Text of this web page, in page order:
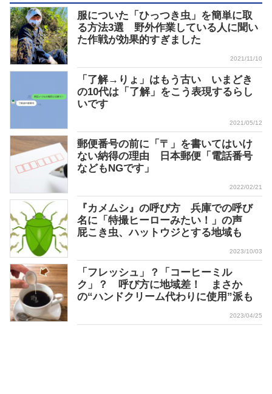
服についた「ひっつき虫」を簡単に取
る方法3選 野外作業している人に聞い
た作戦が効果的すぎました
2021/11/10
「了解→りょ」はもう古い いまどき
の10代は「了解」をこう表現するらし
いです
2021/05/12
郵便番号の前に「〒」を書いてはいけ
ない納得の理由 日本郵便「電話番号
などもNGです」
2022/02/21
『カメムシ』の呼び方 兵庫での呼び
名に「特撮ヒーローみたい！」の声
屁こき虫、ハットウジとする地域も
2023/10/03
「フレッシュ」？「コーヒーミル
ク」？ 呼び方に地域差！ まさか
の“ハンドクリーム代わりに使用”派も
2023/04/25